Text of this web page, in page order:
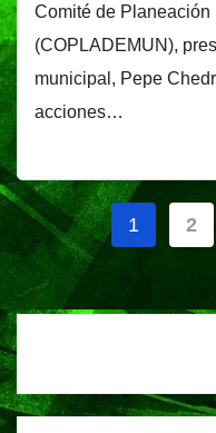
Comité de Planeación
(COPLADEMUN),
municipal, Pepe
acciones…
1 2